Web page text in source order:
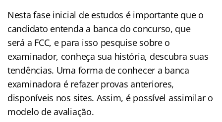
Nesta fase inicial de estudos é importante que o
candidato entenda a banca do concurso, que
será a FCC, e para isso pesquise sobre o
examinador, conheça sua história, descubra suas
tendências. Uma forma de conhecer a banca
examinadora é refazer provas anteriores,
disponíveis nos sites. Assim, é possível assimilar o
modelo de avaliação.